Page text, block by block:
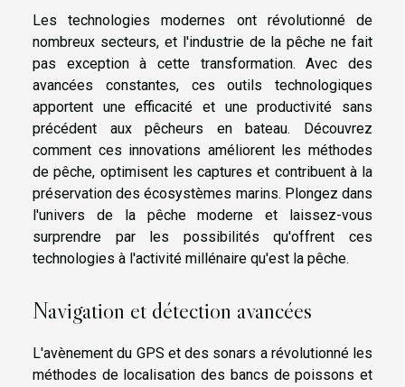
Les technologies modernes ont révolutionné de
nombreux secteurs, et l'industrie de la pêche ne fait
pas exception à cette transformation. Avec des
avancées constantes, ces outils technologiques
apportent une efficacité et une productivité sans
précédent aux pêcheurs en bateau. Découvrez
comment ces innovations améliorent les méthodes
de pêche, optimisent les captures et contribuent à la
préservation des écosystèmes marins. Plongez dans
l'univers de la pêche moderne et laissez-vous
surprendre par les possibilités qu'offrent ces
technologies à l'activité millénaire qu'est la pêche.
Navigation et détection avancées
L'avènement du GPS et des sonars a révolutionné les
méthodes de localisation des bancs de poissons et